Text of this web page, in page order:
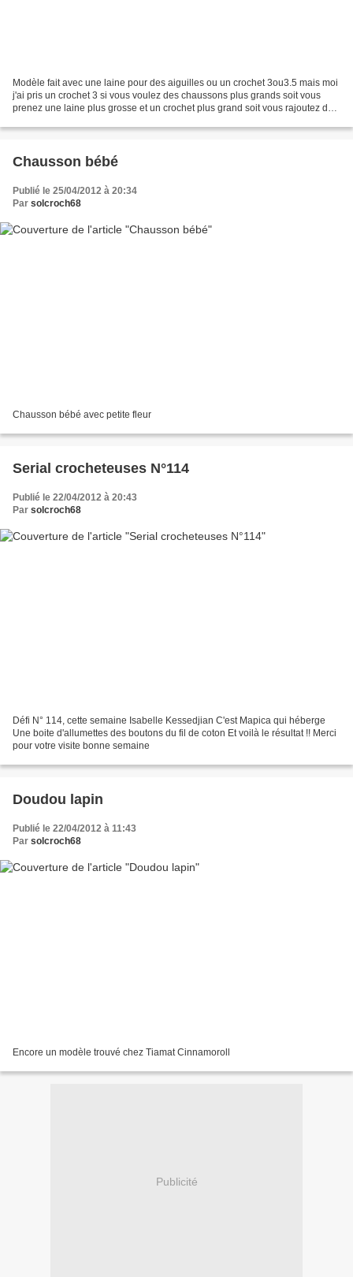
Modèle fait avec une laine pour des aiguilles ou un crochet 3ou3.5 mais moi
j'ai pris un crochet 3 si vous voulez des chaussons plus grands soit vous
prenez une laine plus grosse et un crochet plus grand soit vous rajoutez des
Chausson bébé
Publié le 25/04/2012 à 20:34
Par solcroch68
Chausson bébé avec petite fleur
Serial crocheteuses N°114
Publié le 22/04/2012 à 20:43
Par solcroch68
Défi N° 114, cette semaine Isabelle Kessedjian C'est Mapica qui héberge
Une boite d'allumettes des boutons du fil de coton Et voilà le résultat !! Merci
pour votre visite bonne semaine
Doudou lapin
Publié le 22/04/2012 à 11:43
Par solcroch68
Encore un modèle trouvé chez Tiamat Cinnamoroll
Publicité